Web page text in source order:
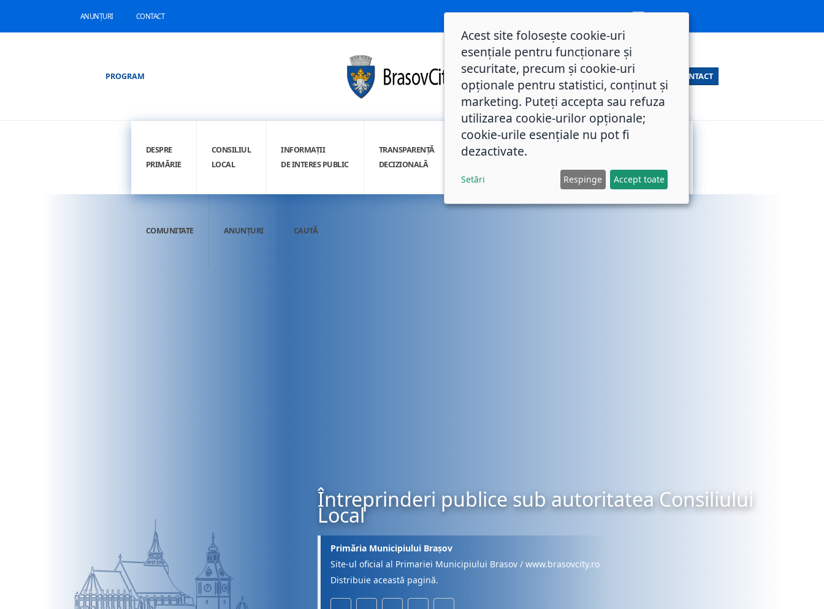
ANUNȚURI CONTACT
PROGRAM CONTACT
DESPRE
PRIMĂRIE
CONSILIUL
LOCAL
INFORMAȚII
DE INTERES PUBLIC
TRANSPARENȚĂ
DECIZIONALĂ
INTEGRITATE
COMUNITATE ANUNȚURI CAUTĂ
Întreprinderi publice sub autoritatea Consiliului
Local
Primăria Municipiului Brașov
Site-ul oficial al Primariei Municipiului Brasov / www.brasovcity.ro
Distribuie această pagină.
Acest site folosește cookie-uri
esențiale pentru funcționare și
securitate, precum și cookie-uri
opționale pentru statistici, conținut și
marketing. Puteți accepta sau refuza
utilizarea cookie-urilor opționale;
cookie-urile esențiale nu pot fi
dezactivate.
Setări Respinge Accept toate